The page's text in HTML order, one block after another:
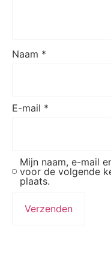
Naam *
E-mail *
Mijn naam, e-mail
voor de volgende
plaats.